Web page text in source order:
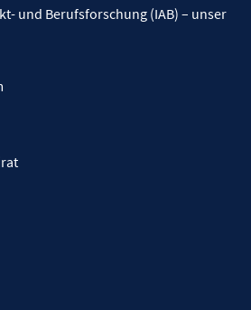
und Berufsforschung (IAB) – unser